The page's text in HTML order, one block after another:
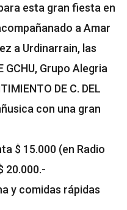
esta gran fiesta en
a Amar
a Urdinarrain, las
GCHU, Grupo Alegria
DE C. DEL
con una gran
$ 15.000 (en Radio
20.000.-
y comidas rápidas